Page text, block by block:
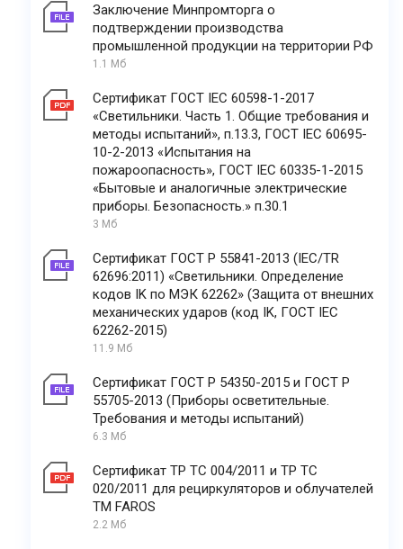
Заключение Минпромторга о
подтверждении производства
промышленной продукции на территории РФ
1.1 Мб
Сертификат ГОСТ IEC 60598-1-2017
«Светильники. Часть 1. Общие требования и
методы испытаний», п.13.3, ГОСТ IEC 60695-
10-2-2013 «Испытания на
пожароопасность», ГОСТ IEC 60335-1-2015
«Бытовые и аналогичные электрические
приборы. Безопасность.» п.30.1
3 Мб
Сертификат ГОСТ Р 55841-2013 (IEC/TR
62696:2011) «Светильники. Определение
кодов IK по МЭК 62262» (Защита от внешних
механических ударов (код IK, ГОСТ IEC
62262-2015)
11.9 Мб
Сертификат ГОСТ Р 54350-2015 и ГОСТ Р
55705-2013 (Приборы осветительные.
Требования и методы испытаний)
6.3 Мб
Сертификат ТР ТС 004/2011 и ТР ТС
020/2011 для рециркуляторов и облучателей
ТМ FAROS
2.2 Мб